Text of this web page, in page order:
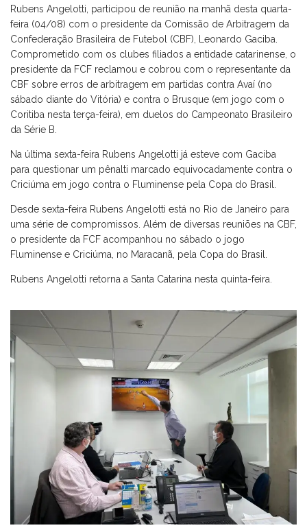
Rubens Angelotti, participou de reunião na manhã desta quarta-
feira (04/08) com o presidente da Comissão de Arbitragem da
Confederação Brasileira de Futebol (CBF), Leonardo Gaciba.
Comprometido com os clubes filiados a entidade catarinense, o
presidente da FCF reclamou e cobrou com o representante da
CBF sobre erros de arbitragem em partidas contra Avaí (no
sábado diante do Vitória) e contra o Brusque (em jogo com o
Coritiba nesta terça-feira), em duelos do Campeonato Brasileiro
da Série B.
Na última sexta-feira Rubens Angelotti já esteve com Gaciba
para questionar um pênalti marcado equivocadamente contra o
Criciúma em jogo contra o Fluminense pela Copa do Brasil.
Desde sexta-feira Rubens Angelotti está no Rio de Janeiro para
uma série de compromissos. Além de diversas reuniões na CBF,
o presidente da FCF acompanhou no sábado o jogo
Fluminense e Criciúma, no Maracanã, pela Copa do Brasil.
Rubens Angelotti retorna a Santa Catarina nesta quinta-feira.